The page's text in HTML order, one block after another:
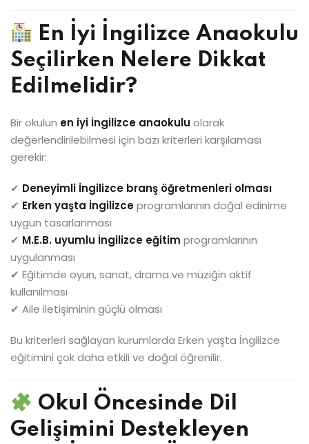
En İyi İngilizce Anaokulu
Seçilirken Nelere Dikkat
Edilmelidir?
Bir okulun en iyi İngilizce anaokulu olarak
değerlendirilebilmesi için bazı kriterleri karşılaması
gerekir:
✔ Deneyimli İngilizce branş öğretmenleri olması
✔ Erken yaşta İngilizceprogramlarının doğal edinime
uygun tasarlanması
✔ M.E.B. uyumlu İngilizce eğitim programlarının
uygulanması
✔ Eğitimde oyun, sanat, drama ve müziğin aktif
kullanılması
✔ Aile iletişiminin güçlü olması
Bu kriterleri sağlayan kurumlarda Erken yaşta İngilizce
eğitimini çok daha etkili ve doğal öğrenilir.
Okul Öncesinde Dil
Gelişimini Destekleyen